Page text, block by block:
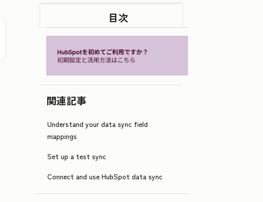
目次
関連記事
Understand your data sync field
mappings
Set up a test sync
Connect and use HubSpot data sync